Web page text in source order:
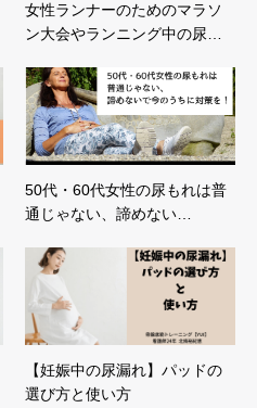
女性ランナーのためのマラソ
ン大会やランニング中の尿…
50代・60代女性の尿もれは普
通じゃない、諦めない…
【妊娠中の尿漏れ】パッドの
選び方と使い方